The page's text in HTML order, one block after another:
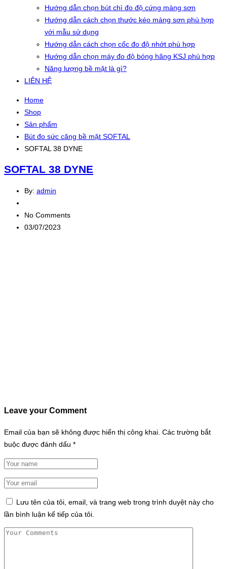
Hướng dẫn chọn bút chì đo độ cứng màng sơn
Hướng dẫn cách chọn thước kéo màng sơn phù hợp
với mẫu sử dụng
Hướng dẫn cách chọn cốc đo độ nhớt phù hợp
Hướng dẫn chọn máy đo độ bóng hãng KSJ phù hợp
Năng lượng bề mặt là gì?
LIÊN HỆ
Home
Shop
Sản phẩm
Bút đo sức căng bề mặt SOFTAL
SOFTAL 38 DYNE
SOFTAL 38 DYNE
By: admin
No Comments
03/07/2023
Leave your Comment
Email của bạn sẽ không được hiển thị công khai. Các trường bắt
buộc được đánh dấu *
Lưu tên của tôi, email, và trang web trong trình duyệt này cho
lần bình luận kế tiếp của tôi.